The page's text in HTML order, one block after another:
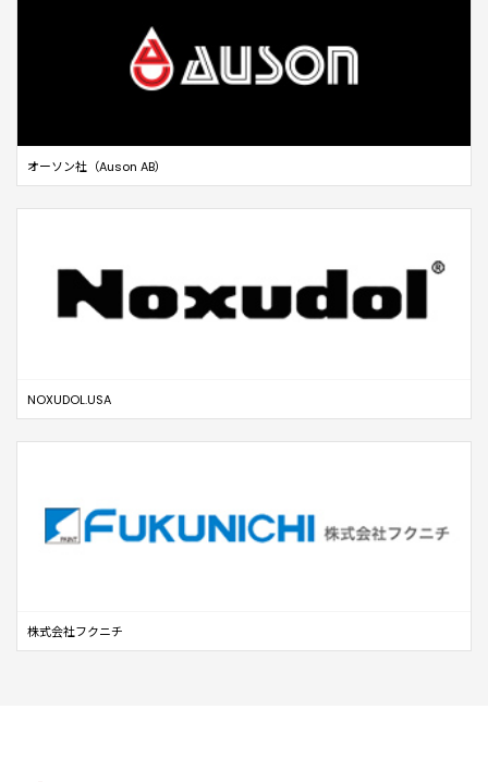
オーソン社（Auson AB）
NOXUDOL.USA
株式会社フクニチ